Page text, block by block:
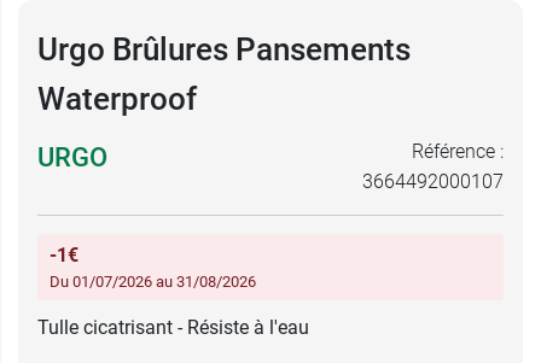
Urgo Brûlures Pansements
Waterproof
URGO
Référence :
3664492000107
-1€
Du 01/07/2026 au 31/08/2026
Tulle cicatrisant - Résiste à l'eau